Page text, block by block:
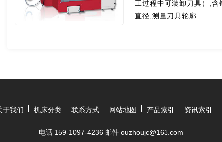
工过程中可装卸刀具）,
直径,测量刀具轮廓.
于我们 机床分类 联系方式 网站地图 产品索引 资讯索引
电话 159-1097-4236 邮件 ouzhoujc@163.com